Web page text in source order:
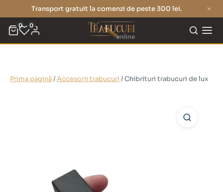
Transport gratuit la comenzi de peste 300 lei.
0 0
Prima pagină/Accesorii trabucuri / Chibrituri trabucuri de lux